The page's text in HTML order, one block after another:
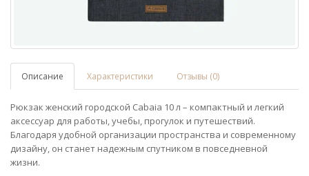
Описание Характеристики Отзывы (0)
Рюкзак женский городской Cabaia 10 л – компактный и легкий
аксессуар для работы, учебы, прогулок и путешествий.
Благодаря удобной организации пространства и современному
дизайну, он станет надежным спутником в повседневной
жизни.